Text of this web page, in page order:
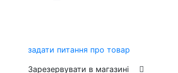
задати питання про товар
Зарезервувати в магазині